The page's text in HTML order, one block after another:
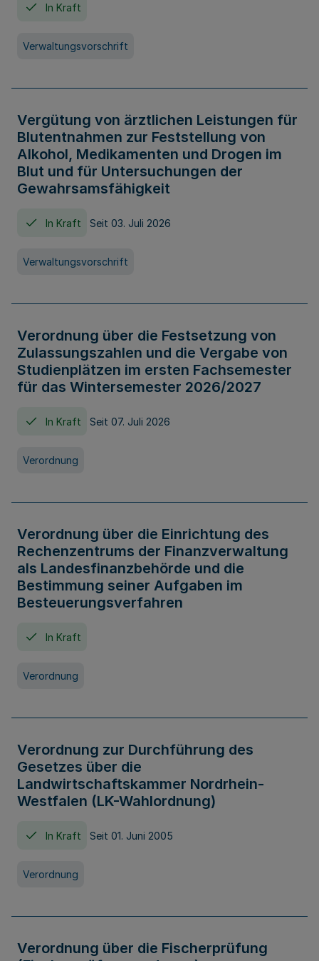
In Kraft
Verwaltungsvorschrift
Vergütung von ärztlichen Leistungen für
Blutentnahmen zur Feststellung von
Alkohol, Medikamenten und Drogen im
Blut und für Untersuchungen der
Gewahrsamsfähigkeit
In Kraft Seit 03. Juli 2026
Verwaltungsvorschrift
Verordnung über die Festsetzung von
Zulassungszahlen und die Vergabe von
Studienplätzen im ersten Fachsemester
für das Wintersemester 2026/2027
In Kraft Seit 07. Juli 2026
Verordnung
Verordnung über die Einrichtung des
Rechenzentrums der Finanzverwaltung
als Landesfinanzbehörde und die
Bestimmung seiner Aufgaben im
Besteuerungsverfahren
In Kraft
Verordnung
Verordnung zur Durchführung des
Gesetzes über die
Landwirtschaftskammer Nordrhein-
Westfalen (LK-Wahlordnung)
In Kraft Seit 01. Juni 2005
Verordnung
Verordnung über die Fischerprüfung